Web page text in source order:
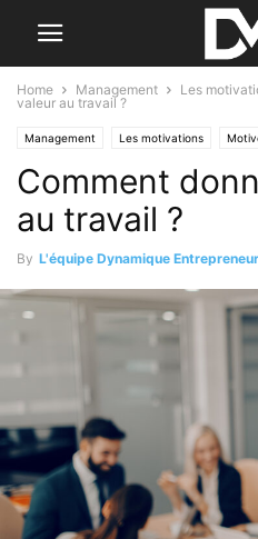
Home Management Les
valeur au travail ?
Management Les motivations
Comment
au travail ?
By L'équipe Dynamique